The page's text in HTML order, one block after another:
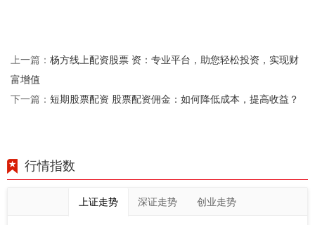
上一篇： 杨方线上配资股票 资：专业平台，助您轻松投资，实现财
富增值
下一篇： 短期股票配资 股票配资佣金：如何降低成本，提高收益？
行情指数
上证走势 深证走势 创业走势